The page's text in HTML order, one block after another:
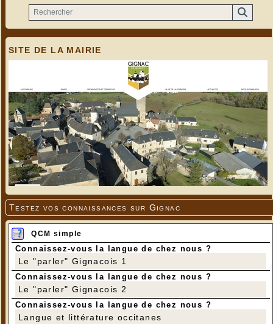
SITE DE LA MAIRIE
Testez vos connaissances sur Gignac
QCM simple
Connaissez-vous la langue de chez nous ?
Le "parler" Gignacois 1
Connaissez-vous la langue de chez nous ?
Le "parler" Gignacois 2
Connaissez-vous la langue de chez nous ?
Langue et littérature occitanes